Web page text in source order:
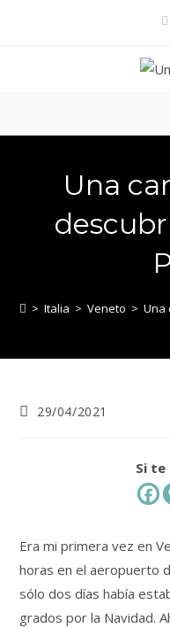
Una
> Italia > Veneto > Una
Publicación
29/04/2021
Si te
Era mi primera vez en
horas en el aeropuerto
sólo dos días había
grados por la Navidad.